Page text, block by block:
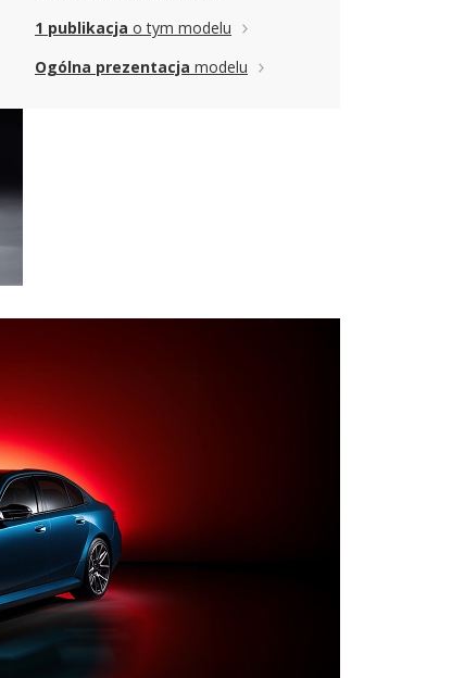
1 publikacja o tym modelu
Ogólna prezentacja modelu